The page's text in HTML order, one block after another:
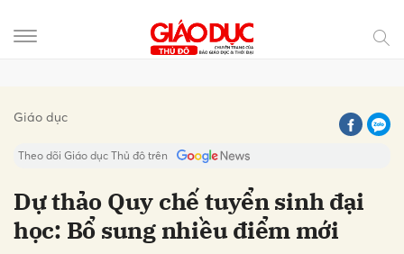
Giáo dục
Theo dõi Giáo dục Thủ đô trên
Dự thảo Quy chế tuyển sinh đại
học: Bổ sung nhiều điểm mới